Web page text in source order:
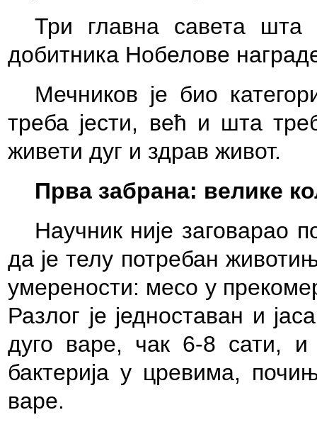
Три главна савета
добитника Нобелове
Мечников је био
треба јести, већ и шта
живети дуг и здрав живот.
Прва забрана: велике
Научник није заговарао
да је телу потребан
умерености: месо у
Разлог је једноставан и
дуго варе, чак 6-8 сати,
бактерија у цревима,
варе.